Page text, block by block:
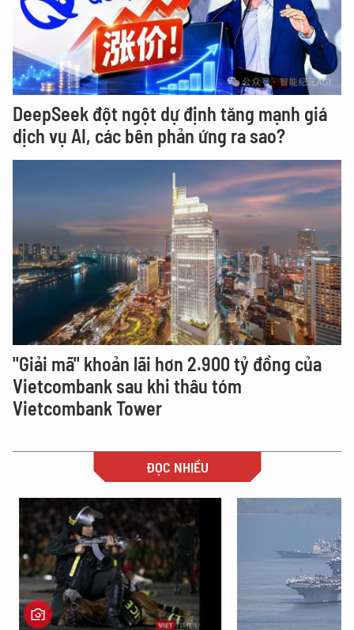
DeepSeek đột ngột dự định tăng mạnh giá
dịch vụ AI, các bên phản ứng ra sao?
"Giải mã" khoản lãi hơn 2.900 tỷ đồng của
Vietcombank sau khi thâu tóm
Vietcombank Tower
ĐỌC NHIỀU